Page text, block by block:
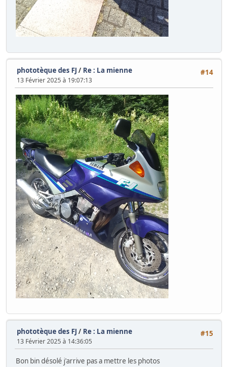
#14
phototèque des FJ/ Re : La mienne
13 Février 2025 à 19:07:13
#15
phototèque des FJ/ Re : La mienne
13 Février 2025 à 14:36:05
Bon bin désolé j'arrive pas a mettre les photos